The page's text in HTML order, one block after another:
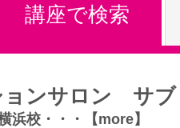
やりたいこ
特集をみる
講座で検索
ョンサロン サブ
浜校・・・【more】